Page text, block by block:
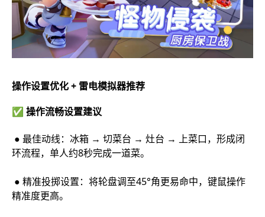
操作设置优化 + 雷电模拟器推荐
✅ 操作流畅设置建议
● 最佳动线：冰箱 → 切菜台 → 灶台 → 上菜口，形成闭
环流程，单人约8秒完成一道菜。
● 精准投掷设置：将轮盘调至45°角更易命中，键鼠操作
精准度更高。